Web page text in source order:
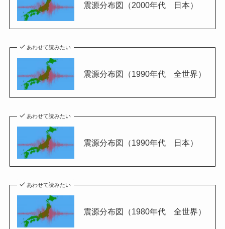
震源分布図（2000年代 日本）
あわせて読みたい
震源分布図（1990年代 全世界）
あわせて読みたい
震源分布図（1990年代 日本）
あわせて読みたい
震源分布図（1980年代 全世界）